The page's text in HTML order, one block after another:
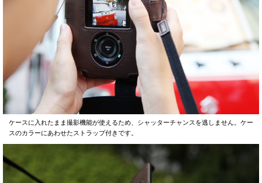
ケースに入れたまま撮影機能が使えるため、シャッターチャンスを逃しません。ケー
スのカラーにあわせたストラップ付きです。